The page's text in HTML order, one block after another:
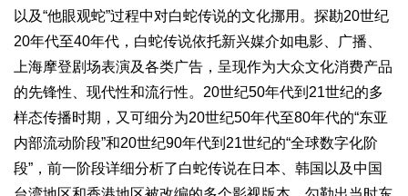
以及“他眼观蛇”过程中对白蛇传说的文化挪用。探勘20世纪
20年代至40年代，白蛇传说依托新兴媒介如电影、广播、
上海摩登剧场表演及各类广告，呈现作为大众文化消费产品
的先锋性、现代性和流行性。20世纪50年代到21世纪的多
样态传播时期，又可细分为20世纪50年代至80年代的“东亚
内部流动阶段”和20世纪90年代到21世纪的“全球数字化阶
段”，前一阶段详细分析了白蛇传说在日本、韩国以及中国